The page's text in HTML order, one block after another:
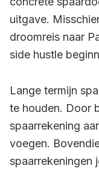
uitgave.
droomreis naar
side hustle
Lange termijn
te houden. Door
spaarrekening
voegen.
spaarrekeningen